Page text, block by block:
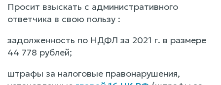
Просит взыскать с административного
ответчика в свою пользу :
задолженность по НДФЛ за 2021 г. в размере
44 778 рублей;
штрафы за налоговые правонарушения,